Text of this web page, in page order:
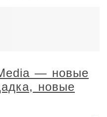
— новые
новые